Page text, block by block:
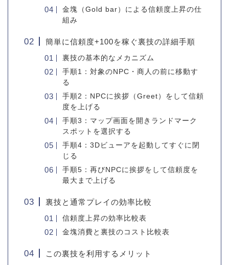
金塊（Gold bar）による信頼度上昇の仕
組み
簡単に信頼度+100を稼ぐ裏技の詳細手順
裏技の基本的なメカニズム
手順1：対象のNPC・商人の前に移動す
る
手順2：NPCに挨拶（Greet）をして信頼
度を上げる
手順3：マップ画面を開きランドマーク
スポットを選択する
手順4：3Dビューアを起動してすぐに閉
じる
手順5：再びNPCに挨拶をして信頼度を
最大まで上げる
裏技と通常プレイの効率比較
信頼度上昇の効率比較表
金塊消費と裏技のコスト比較表
この裏技を利用するメリット